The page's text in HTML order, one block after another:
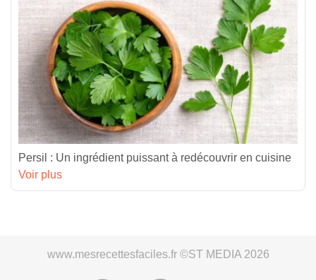
Persil : Un ingrédient puissant à redécouvrir en cuisine
Voir plus
www.mesrecettesfaciles.fr ©ST MEDIA 2026